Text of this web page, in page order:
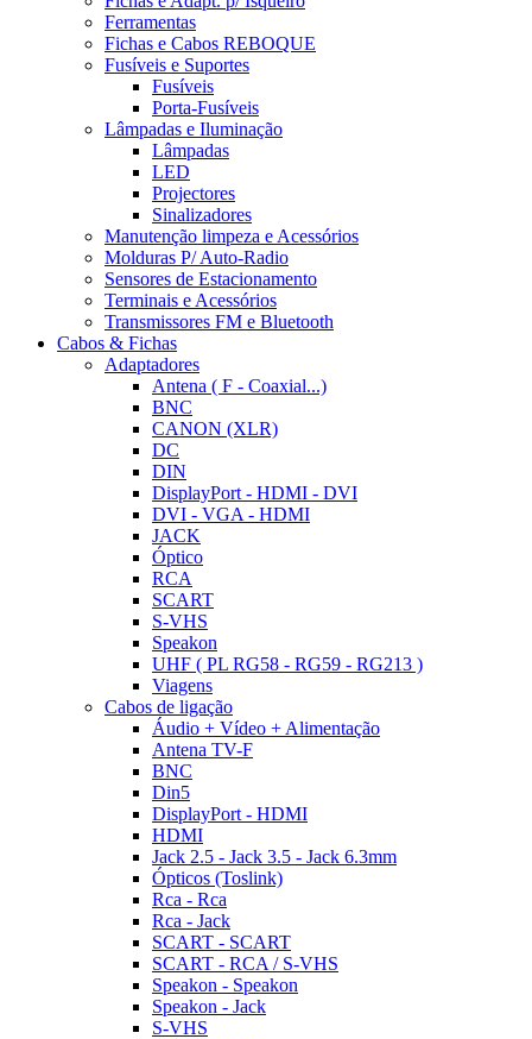
Ferramentas
Fichas e Cabos REBOQUE
Fusíveis e Suportes
Fusíveis
Porta-Fusíveis
Lâmpadas e Iluminação
Lâmpadas
LED
Projectores
Sinalizadores
Manutenção limpeza e Acessórios
Molduras P/ Auto-Radio
Sensores de Estacionamento
Terminais e Acessórios
Transmissores FM e Bluetooth
Cabos & Fichas
Adaptadores
Antena ( F - Coaxial...)
BNC
CANON (XLR)
DC
DIN
DisplayPort - HDMI - DVI
DVI - VGA - HDMI
JACK
Óptico
RCA
SCART
S-VHS
Speakon
UHF ( PL RG58 - RG59 - RG213 )
Viagens
Cabos de ligação
Áudio + Vídeo + Alimentação
Antena TV-F
BNC
Din5
DisplayPort - HDMI
HDMI
Jack 2.5 - Jack 3.5 - Jack 6.3mm
Ópticos (Toslink)
Rca - Rca
Rca - Jack
SCART - SCART
SCART - RCA / S-VHS
Speakon - Speakon
Speakon - Jack
S-VHS